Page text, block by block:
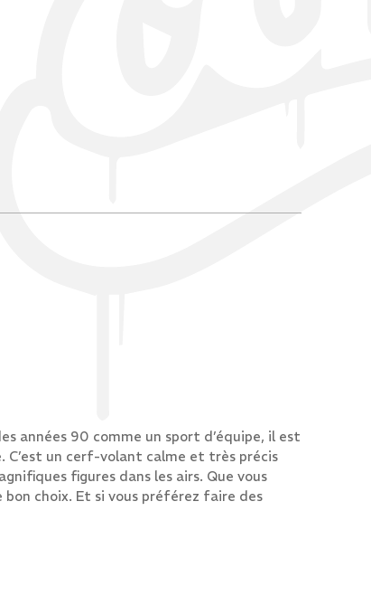
années 90 comme un sport d’équipe, il est
un cerf-volant calme et très précis
figures dans les airs. Que vous
choix. Et si vous préférez faire des